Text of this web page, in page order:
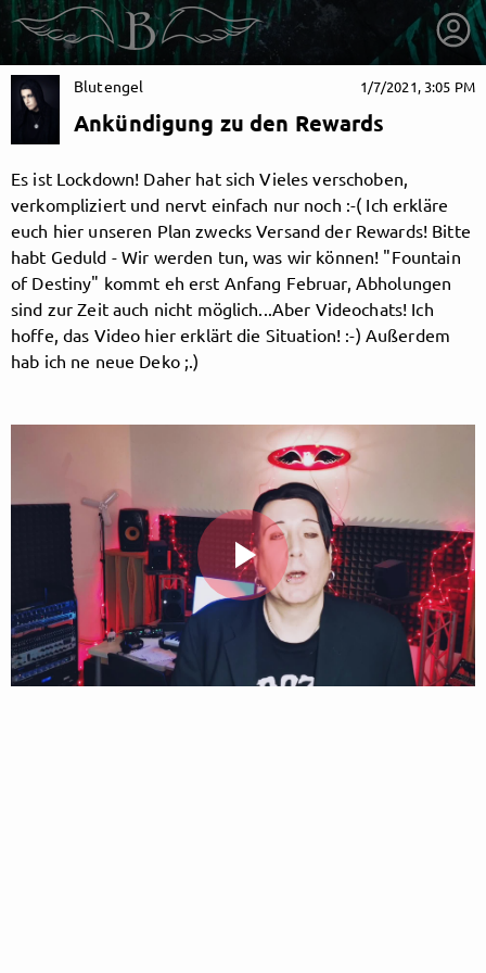
Follow Blutengel here!
About Posts Shop
Blutengel 1/7/2021, 3:05 PM
Ankündigung zu den Rewards
Es ist Lockdown! Daher hat sich Vieles verschoben,
verkompliziert und nervt einfach nur noch :-( Ich erkläre
euch hier unseren Plan zwecks Versand der Rewards! Bitte
habt Geduld - Wir werden tun, was wir können! "Fountain
of Destiny" kommt eh erst Anfang Februar, Abholungen
sind zur Zeit auch nicht möglich...Aber Videochats! Ich
hoffe, das Video hier erklärt die Situation! :-) Außerdem
hab ich ne neue Deko ;.)
Play
Video